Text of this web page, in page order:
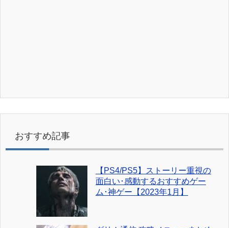
おすすめ記事
【PS4/PS5】ストーリー重視の
面白い･感動するおすすめゲー
ム･神ゲー【2023年1月】